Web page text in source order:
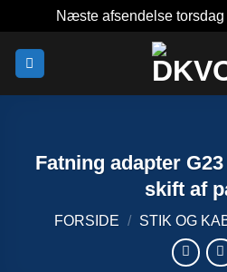
Næste afsendelse torsdag
Fatning adapter
skift af
FORSIDE / STIK OG